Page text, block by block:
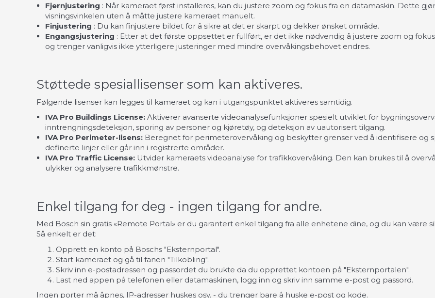
Fjernjustering : Når kameraet først installeres, kan du justere zoom og fokus fra en datamaskin. Dette
visningsvinkelen uten å måtte justere kameraet manuelt.
Finjustering : Du kan finjustere bildet for å sikre at det er skarpt og dekker ønsket område.
Engangsjustering : Etter at det første oppsettet er fullført, er det ikke nødvendig å justere zoom og
og trenger vanligvis ikke ytterligere justeringer med mindre overvåkingsbehovet endres.
Støttede spesiallisenser som kan aktiveres.
Følgende lisenser kan legges til kameraet og kan i utgangspunktet aktiveres samtidig.
IVA Pro Buildings License: Aktiverer avanserte videoanalysefunksjoner spesielt utviklet for
inntrengningsdeteksjon, sporing av personer og kjøretøy, og deteksjon av uautorisert tilgang.
IVA Pro Perimeter-lisens: Beregnet for perimeterovervåking og beskytter grenser ved å identifisere og
definerte linjer eller går inn i registrerte områder.
IVA Pro Traffic License: Utvider kameraets videoanalyse for trafikkovervåking. Den kan brukes til å
ulykker og analysere trafikkmønstre.
Enkel tilgang for deg - ingen tilgang for andre.
Med Bosch sin gratis «Remote Portal» er du garantert enkel tilgang fra alle enhetene dine, og du kan være
Så enkelt er det:
Opprett en konto på Boschs "Eksternportal".
Start kameraet og gå til fanen "Tilkobling".
Skriv inn e-postadressen og passordet du brukte da du opprettet kontoen på "Eksternportalen".
Last ned appen på telefonen eller datamaskinen, logg inn og skriv inn samme e-post og passord.
Ingen porter må åpnes, IP-adresser huskes osv. - du trenger bare å huske e-post og kode.